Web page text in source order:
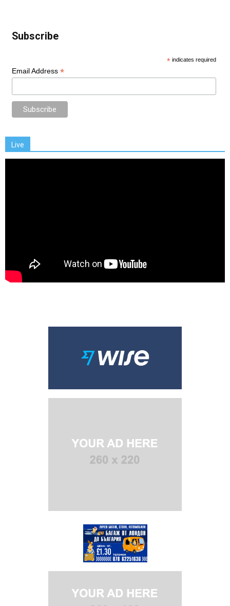
Subscribe
* indicates required
Email Address *
Live